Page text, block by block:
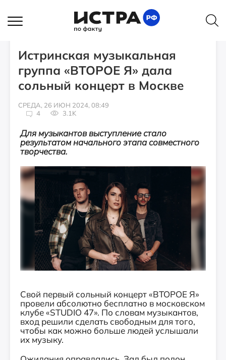
Истринская музыкальная
группа «ВТОРОЕ Я» дала
сольный концерт в Москве
СРЕДА, 26 ИЮН 2024, 08:49
4
3.1K
Для музыкантов выступление стало
результатом начального этапа совместного
творчества.
Свой первый сольный концерт «ВТОРОЕ Я»
провели абсолютно бесплатно в московском
клубе «STUDIO 47». По словам музыкантов,
вход решили сделать свободным для того,
чтобы как можно больше людей услышали
их музыку.